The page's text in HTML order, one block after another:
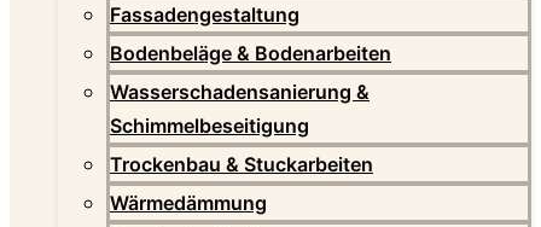
Fassadengestaltung
Bodenbeläge & Bodenarbeiten
Wasserschadensanierung &
Schimmelbeseitigung
Trockenbau & Stuckarbeiten
Wärmedämmung